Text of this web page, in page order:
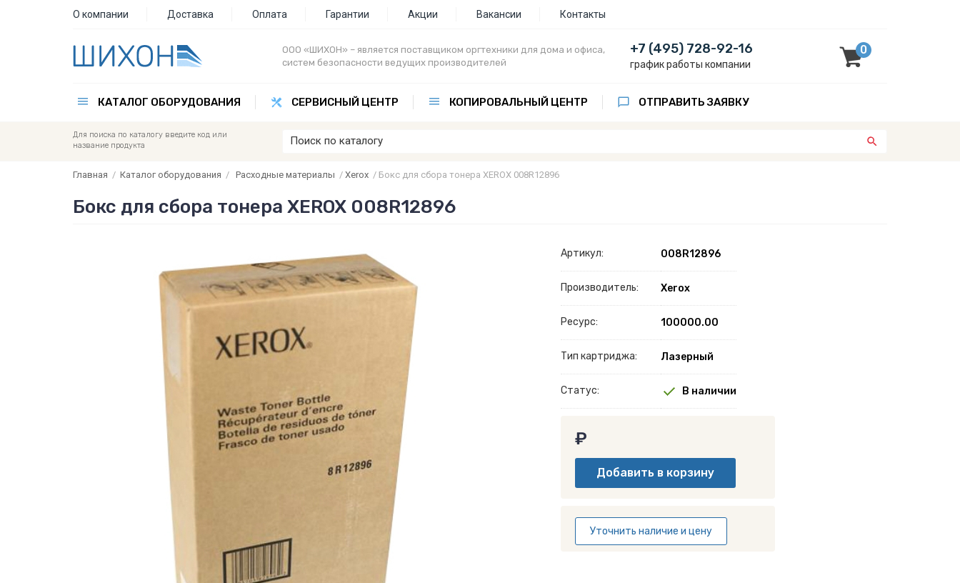
О компании Доставка Оплата Гарантии Акции Вакансии Контакты
ООО «ШИХОН» – является поставщиком оргтехники для дома и офиса,
систем безопасности ведущих производителей
+7 (495) 728-92-16
график работы компании
0
КАТАЛОГ ОБОРУДОВАНИЯ СЕРВИСНЫЙ ЦЕНТР КОПИРОВАЛЬНЫЙ ЦЕНТР ОТПРАВИТЬ ЗАЯВКУ
Для поиска по каталогу введите код или
название продукта
Главная / Каталог оборудования / Расходные материалы / Xerox / Бокс для сбора тонера XEROX 008R12896
Бокс для сбора тонера XEROX 008R12896
Артикул: 008R12896
Производитель: Xerox
Ресурс: 100000.00
Тип картриджа: Лазерный
Статус: В наличии
₽
Уточнить наличие и цену